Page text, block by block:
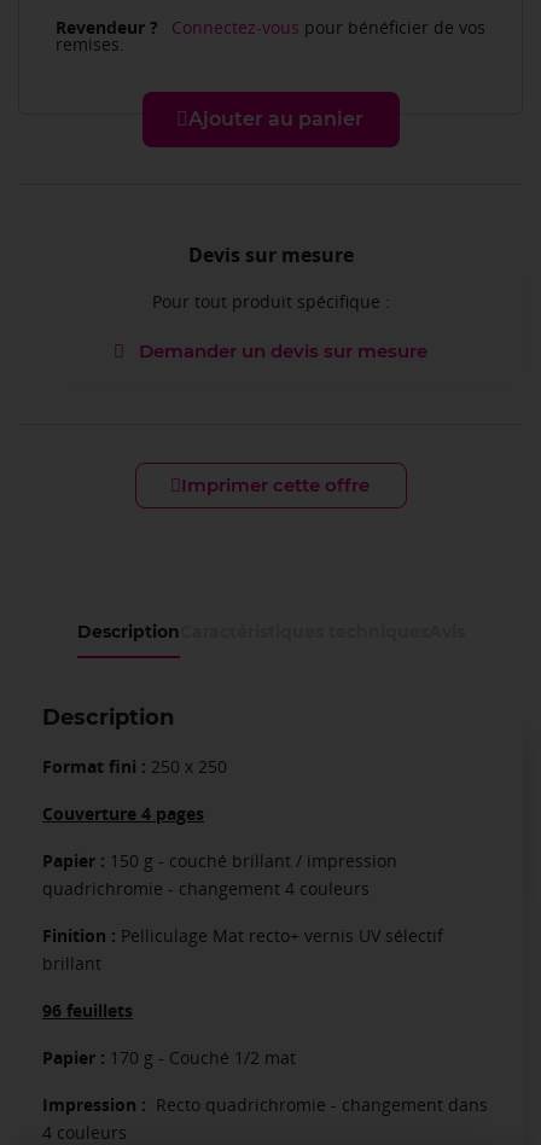
Revendeur ? Connectez-vous pour bénéficier de vos
remises.
Ajouter au panier
Devis sur mesure
Pour tout produit spécifique :
Demander un devis sur mesure
Imprimer cette offre
Description
Description
Format fini : 250 x 250
Couverture 4 pages
Papier : 150 g - couché brillant / impression
quadrichromie - changement 4 couleurs
Finition : Pelliculage Mat recto+ vernis UV sélectif
brillant
96 feuillets
Papier : 170 g - Couché 1/2 mat
Impression : Recto quadrichromie - changement dans
4 couleurs